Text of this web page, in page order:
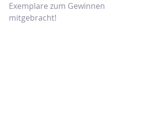
Exemplare zum Gewinnen
mitgebracht!